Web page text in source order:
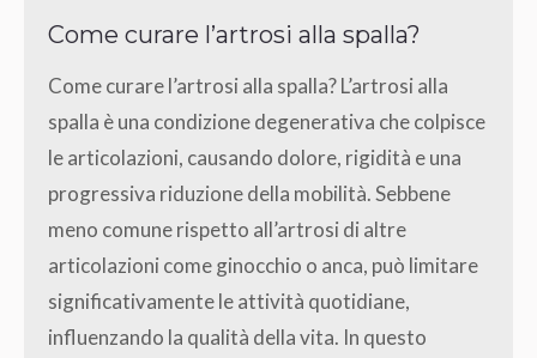
Come curare l’artrosi alla spalla?
Come curare l’artrosi alla spalla? L’artrosi alla
spalla è una condizione degenerativa che colpisce
le articolazioni, causando dolore, rigidità e una
progressiva riduzione della mobilità. Sebbene
meno comune rispetto all’artrosi di altre
articolazioni come ginocchio o anca, può limitare
significativamente le attività quotidiane,
influenzando la qualità della vita. In questo